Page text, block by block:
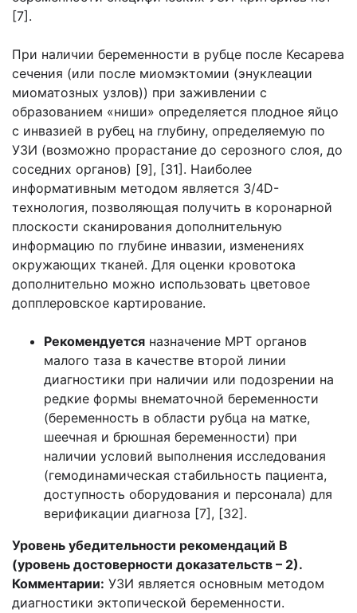
[7].
При наличии беременности в рубце после Кесарева
сечения (или после миомэктомии (энуклеации
миоматозных узлов)) при заживлении с
образованием «ниши» определяется плодное яйцо
с инвазией в рубец на глубину, определяемую по
УЗИ (возможно прорастание до серозного слоя, до
соседних органов) [9], [31]. Наиболее
информативным методом является 3/4D-
технология, позволяющая получить в коронарной
плоскости сканирования дополнительную
информацию по глубине инвазии, изменениях
окружающих тканей. Для оценки кровотока
дополнительно можно использовать цветовое
допплеровское картирование.
Рекомендуется назначение МРТ органов
малого таза в качестве второй линии
диагностики при наличии или подозрении на
редкие формы внематочной беременности
(беременность в области рубца на матке,
шеечная и брюшная беременности) при
наличии условий выполнения исследования
(гемодинамическая стабильность пациента,
доступность оборудования и персонала) для
верификации диагноза [7], [32].
Уровень убедительности рекомендаций В
(уровень достоверности доказательств – 2).
Комментарии: УЗИ является основным методом
диагностики эктопической беременности.